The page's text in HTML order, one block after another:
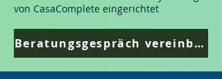
von CasaComplete eingerichtet
Beratungsgespräch